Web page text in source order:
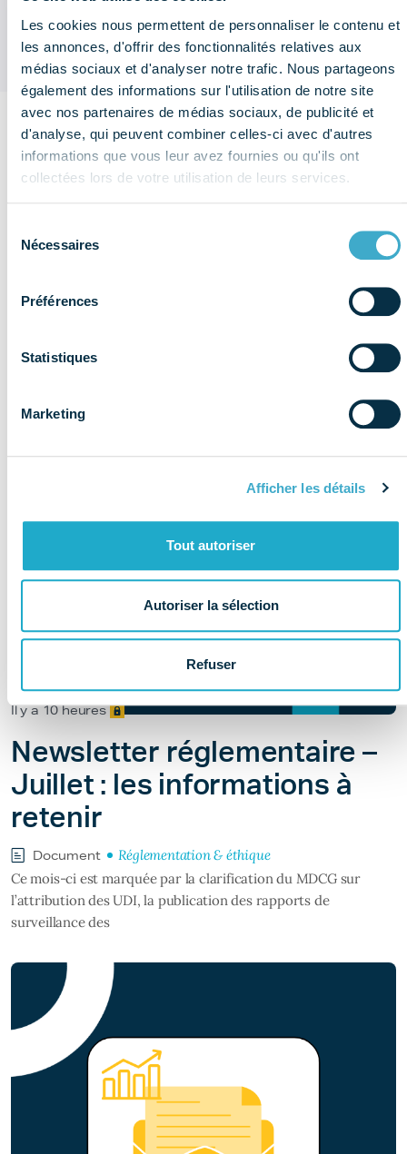
Les cookies nous permettent de personnaliser le contenu et
les annonces, d'offrir des fonctionnalités relatives aux
médias sociaux et d'analyser notre trafic. Nous partageons
également des informations sur l'utilisation de notre site
avec nos partenaires de médias sociaux, de publicité et
d'analyse, qui peuvent combiner celles-ci avec d'autres
informations que vous leur avez fournies ou qu'ils ont
collectées lors de votre utilisation de leurs services.
Nécessaires
Préférences
Statistiques
Marketing
Afficher les détails
Tout autoriser
Autoriser la sélection
Refuser
économique et sociale (données
Sur le
même
Affaires
Il y a 10 heures
Newsletter réglementaire –
Juillet : les informations à
retenir
Document
Réglementation & éthique
Ce mois-ci est marquée par la clarification du MDCG sur
l’attribution des UDI, la publication des rapports de
surveillance des